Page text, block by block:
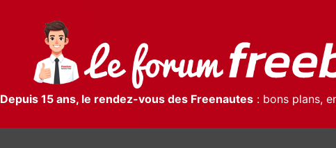
Depuis 15 ans, le rendez-vous des Freenautes: bons plans,